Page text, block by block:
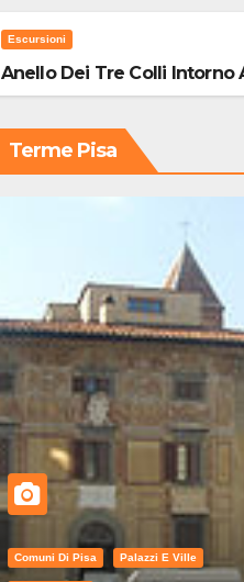
Escursioni
Anello Dei Tre Colli Intorno
Terme Pisa
Comuni Di Pisa Palazzi E Ville